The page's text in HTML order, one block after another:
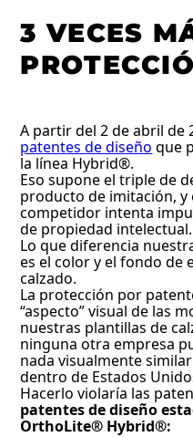
3 VECES
A partir del 2 de abril
patentes de diseño que
la línea Hybrid®.
Eso supone el triple de
producto de imitación, y
competidor intenta
de propiedad intelectual.
Lo que diferencia
es el color y el fondo de
calzado.
La protección por
“aspecto” visual de las
nuestras plantillas de
ninguna otra empresa
nada visualmente
dentro de Estados
Hacerlo violaría las
patentes de diseño
OrthoLite® Hybrid®: